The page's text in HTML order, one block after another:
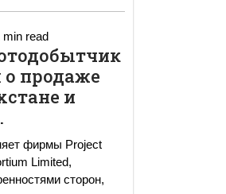
min read
о продаже
и
фирмы Project
Limited,
сторон,